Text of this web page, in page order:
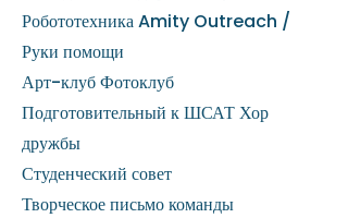
Робототехника Amity Outreach /
Руки помощи
Арт-клуб Фотоклуб
Подготовительный к ШСАТ Хор
дружбы
Студенческий совет
Творческое письмо команды